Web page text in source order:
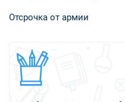
Отсрочка от армии